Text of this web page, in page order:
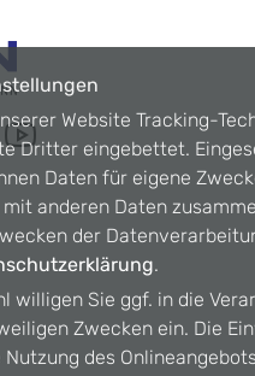
Website Tracking-
Dritter eingebettet.
Daten für eigene
anderen Daten
der
.
willigen Sie ggf. in die
Zwecken ein. Die
des